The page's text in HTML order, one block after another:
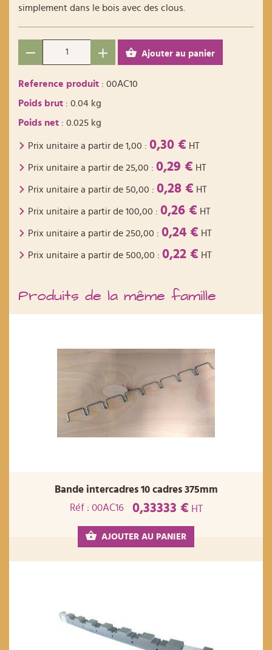
simplement dans le bois avec des clous.
Ajouter au panier
Reference produit : 00AC10
Poids brut : 0.04 kg
Poids net : 0.025 kg
Prix unitaire a partir de 1,00 : 0,30 € HT
Prix unitaire a partir de 25,00 : 0,29 € HT
Prix unitaire a partir de 50,00 : 0,28 € HT
Prix unitaire a partir de 100,00 : 0,26 € HT
Prix unitaire a partir de 250,00 : 0,24 € HT
Prix unitaire a partir de 500,00 : 0,22 € HT
Produits de la même famille
Bande intercadres 10 cadres 375mm
Réf : 00AC16
0,33333 € HT
AJOUTER AU PANIER